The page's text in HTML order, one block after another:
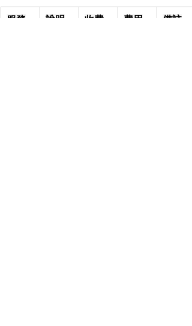
服務
說明
收費
費用
備註